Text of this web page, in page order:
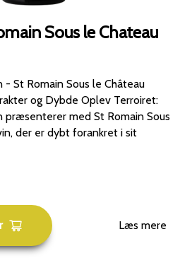
Sous le Chateau
- St Romain Sous le Château
og Dybde Oplev Terroiret:
præsenterer med St Romain Sous
der er dybt forankret i sit
Læs mere